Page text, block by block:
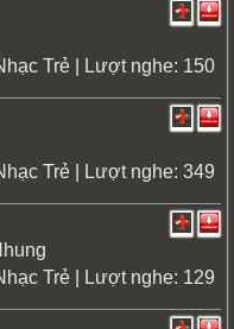
Trẻ | Lượt nghe: 150
Trẻ | Lượt nghe: 349
Trẻ | Lượt nghe: 129